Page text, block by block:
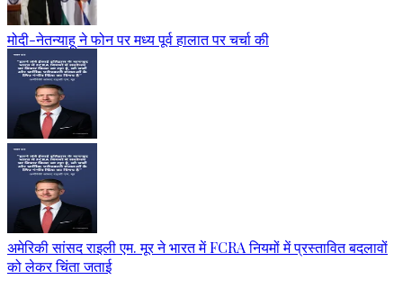
मोदी-नेतन्याहू ने फोन पर मध्य पूर्व हालात पर चर्चा की
अमेरिकी सांसद राइली एम. मूर ने भारत में FCRA नियमों में प्रस्तावित बदलावों
को लेकर चिंता जताई